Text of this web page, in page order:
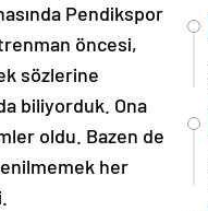
Pendikspor
öncesi,
sözlerine
biliyorduk. Ona
oldu. Bazen de
her